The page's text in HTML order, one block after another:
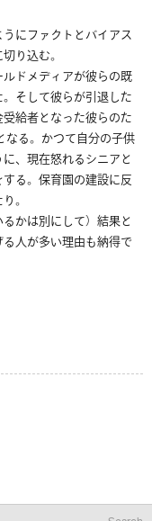
にファクトとバイアス
り込む。
ドメディアが彼らの既
そして彼らが引退した
給者となった彼らのた
る。かつて自分の子供
、現在怒れるシニアと
る。保育園の建設に反
。
かは別にして）結果と
人が多い理由も納得で